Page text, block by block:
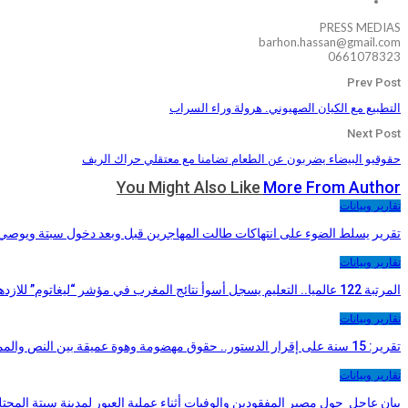
PRESS MEDIAS
barhon.hassan@gmail.com
0661078323
Prev Post
التطبيع مع الكيان الصهيوني. هرولة وراء السراب
Next Post
حقوقيو البيضاء يضربون عن الطعام تضامنا مع معتقلي حراك الريف
You Might Also Like More From Author
تقارير وبيانات
تقرير يسلط الضوء على انتهاكات طالت المهاجرين قبل وبعد دخول سبتة
تقارير وبيانات
المرتبة 122 عالميا.. التعليم يسجل أسوأ نتائج المغرب في مؤشر “ليغاتوم” للازدهار 2026
تقارير وبيانات
تقرير: 15 سنة على إقرار الدستور.. حقوق مهضومة وهوة عميقة بين النص والممارسة
تقارير وبيانات
بيان عاجل حول مصير المفقودين والوفيات أثناء عملية العبور لمدينة سبتة